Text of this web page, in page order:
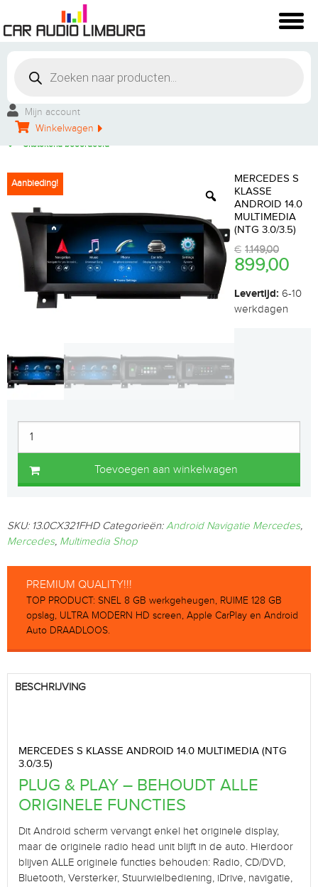
Mijn account
Winkelwagen
Persoonlijke service
Groot aanbod
Uitstekend beoordeeld
Aanbieding!
MERCEDES S
KLASSE
ANDROID 14.0
MULTIMEDIA
(NTG 3.0/3.5)
€ 1.149,00
899,00
Levertijd: 6-10
werkdagen
Toevoegen aan winkelwagen
SKU: 13.0CX321FHD Categorieën:Android Navigatie Mercedes,
Mercedes, Multimedia Shop
PREMIUM QUALITY!!!
TOP PRODUCT: SNEL 8 GB werkgeheugen, RUIME 128 GB
opslag, ULTRA MODERN HD screen, Apple CarPlay en Android
Auto DRAADLOOS.
BESCHRIJVING
MERCEDES S KLASSE ANDROID 14.0 MULTIMEDIA (NTG
3.0/3.5)
PLUG & PLAY – BEHOUDT ALLE
ORIGINELE FUNCTIES
Dit Android scherm vervangt enkel het originele display,
maar de originele radio head unit blijft in de auto. Hierdoor
blijven ALLE originele functies behouden: Radio, CD/DVD,
Bluetooth, Versterker, Stuurwielbediening, iDrive, navigatie,